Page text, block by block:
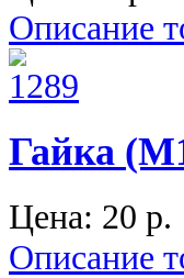
Описание
Гайка
Цена: 20 p.
Описание